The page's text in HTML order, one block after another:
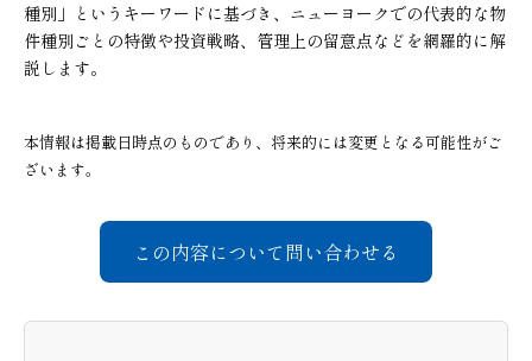
種別」というキーワードに基づき、ニューヨークでの代表的な物
件種別ごとの特徴や投資戦略、管理上の留意点などを網羅的に解
説します。
本情報は掲載日時点のものであり、将来的には変更となる可能性がご
ざいます。
この内容について問い合わせる